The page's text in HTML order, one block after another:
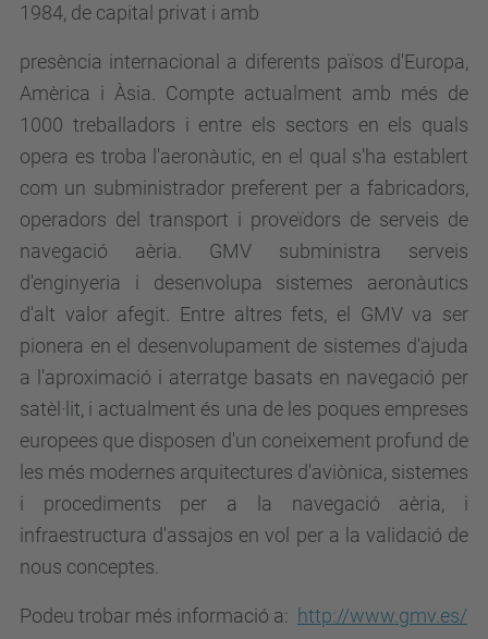
1984, de capital privat i amb
presència internacional a diferents països d'Europa,
Amèrica i Àsia. Compte actualment amb més de
1000 treballadors i entre els sectors en els quals
opera es troba l'aeronàutic, en el qual s'ha establert
com un subministrador preferent per a fabricadors,
operadors del transport i proveïdors de serveis de
navegació aèria. GMV subministra serveis
d'enginyeria i desenvolupa sistemes aeronàutics
d'alt valor afegit. Entre altres fets, el GMV va ser
pionera en el desenvolupament de sistemes d'ajuda
a l'aproximació i aterratge basats en navegació per
satèl·lit, i actualment és una de les poques empreses
europees que disposen d'un coneixement profund de
les més modernes arquitectures d'aviònica, sistemes
i procediments per a la navegació aèria, i
infraestructura d'assajos en vol per a la validació de
nous conceptes.
Podeu trobar més informació a: http://www.gmv.es/